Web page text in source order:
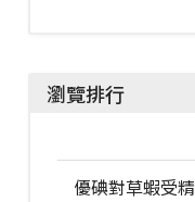
瀏覽排行
優碘對草蝦受